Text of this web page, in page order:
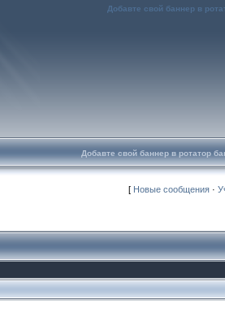
Добавте свой баннер в
Добавте свой баннер в ротатор
[ Новые сообщения ·